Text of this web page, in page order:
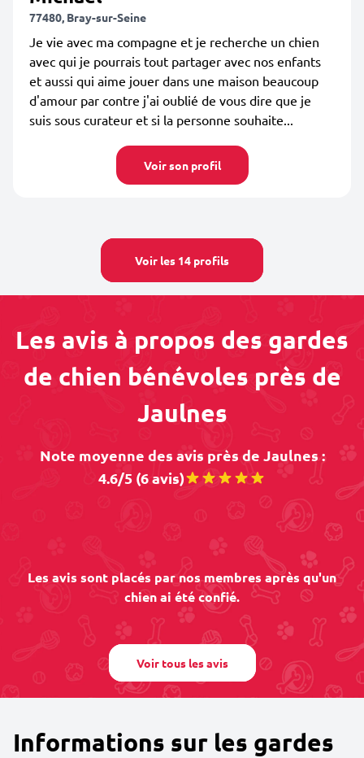
77480, Bray-sur-Seine
Je vie avec ma compagne et je recherche un chien
avec qui je pourrais tout partager avec nos enfants
et aussi qui aime jouer dans une maison beaucoup
d'amour par contre j'ai oublié de vous dire que je
suis sous curateur et si la personne souhaite...
Voir son profil
Voir les 14 profils
Les avis à propos des gardes
de chien bénévoles près de
Jaulnes
Note moyenne des avis près de Jaulnes :
4.6/5 (6 avis)
Les avis sont placés par nos membres après qu'un
chien ai été confié.
Voir tous les avis
Informations sur les gardes